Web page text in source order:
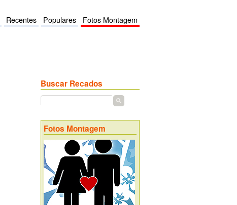
Recentes Populares Fotos Montagem
Buscar Recados
Fotos Montagem